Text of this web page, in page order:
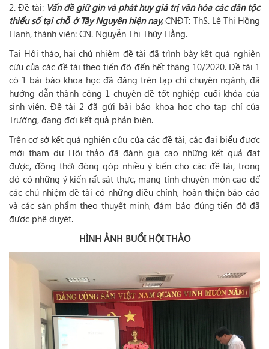
2. Đề tài: Vấn đề giữ gìn và phát huy giá trị văn hóa các dân tộc
thiểu số tại chỗ ở Tây Nguyên hiện nay,CNĐT: ThS. Lê Thị Hồng
Hạnh, thành viên: CN. Nguyễn Thị Thúy Hằng.
Tại Hội thảo, hai chủ nhiệm đề tài đã trình bày kết quả nghiên
cứu của các đề tài theo tiến độ đến hết tháng 10/2020. Đề tài 1
có 1 bài báo khoa học đã đăng trên tạp chí chuyên ngành, đã
hướng dẫn thành công 1 chuyên đề tốt nghiệp cuối khóa của
sinh viên. Đề tài 2 đã gửi bài báo khoa học cho tạp chí của
Trường, đang đợi kết quả phản biện.
Trên cơ sở kết quả nghiên cứu của các đề tài, các đại biểu được
mời tham dự Hội thảo đã đánh giá cao những kết quả đạt
được, đồng thời đóng góp nhiều ý kiến cho các đề tài, trong
đó có những ý kiến rất sát thực, mang tính chuyên môn cao để
các chủ nhiệm đề tài có những điều chỉnh, hoàn thiện báo cáo
và các sản phẩm theo thuyết minh, đảm bảo đúng tiến độ đã
được phê duyệt.
HÌNH ẢNH BUỔI HỘI THẢO